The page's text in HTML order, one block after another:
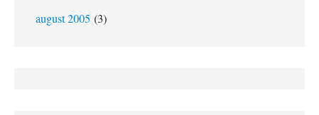
august 2005 (3)